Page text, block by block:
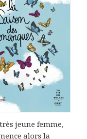
jeune femme,
alors la